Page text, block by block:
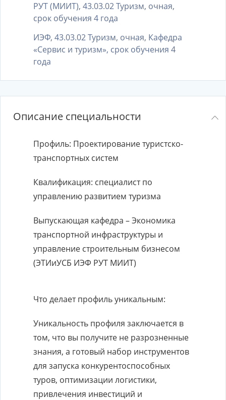
РУТ (МИИТ), 43.03.02 Туризм, очная,
срок обучения 4 года
ИЭФ, 43.03.02 Туризм, очная, Кафедра
«Сервис и туризм», срок обучения 4
года
Описание специальности
Профиль: Проектирование туристско-
транспортных систем
Квалификация: специалист по
управлению развитием туризма
Выпускающая кафедра – Экономика
транспортной инфраструктуры и
управление строительным бизнесом
(ЭТИиУСБ ИЭФ РУТ МИИТ)
Что делает профиль уникальным:
Уникальность профиля заключается в
том, что вы получите не разрозненные
знания, а готовый набор инструментов
для запуска конкурентоспособных
туров, оптимизации логистики,
привлечения инвестиций и